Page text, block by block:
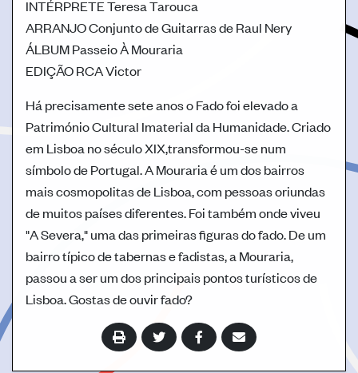
INTÉRPRETETeresa Tarouca
ARRANJOConjunto de Guitarras de Raul Nery
ÁLBUMPasseio À Mouraria
EDIÇÃORCA Victor
Há precisamente sete anos o Fado foi elevado a
Património Cultural Imaterial da Humanidade. Criado
em Lisboa no século XIX,transformou-se num
símbolo de Portugal. A Mouraria é um dos bairros
mais cosmopolitas de Lisboa, com pessoas oriundas
de muitos países diferentes. Foi também onde viveu
"A Severa," uma das primeiras figuras do fado. De um
bairro típico de tabernas e fadistas, a Mouraria,
passou a ser um dos principais pontos turísticos de
Lisboa. Gostas de ouvir fado?